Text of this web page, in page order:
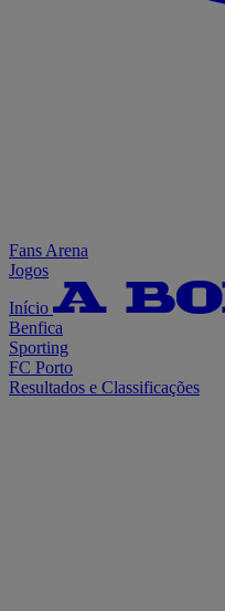
Fans Arena
Jogos
Início
Benfica
Sporting
FC Porto
Resultados e Classificações